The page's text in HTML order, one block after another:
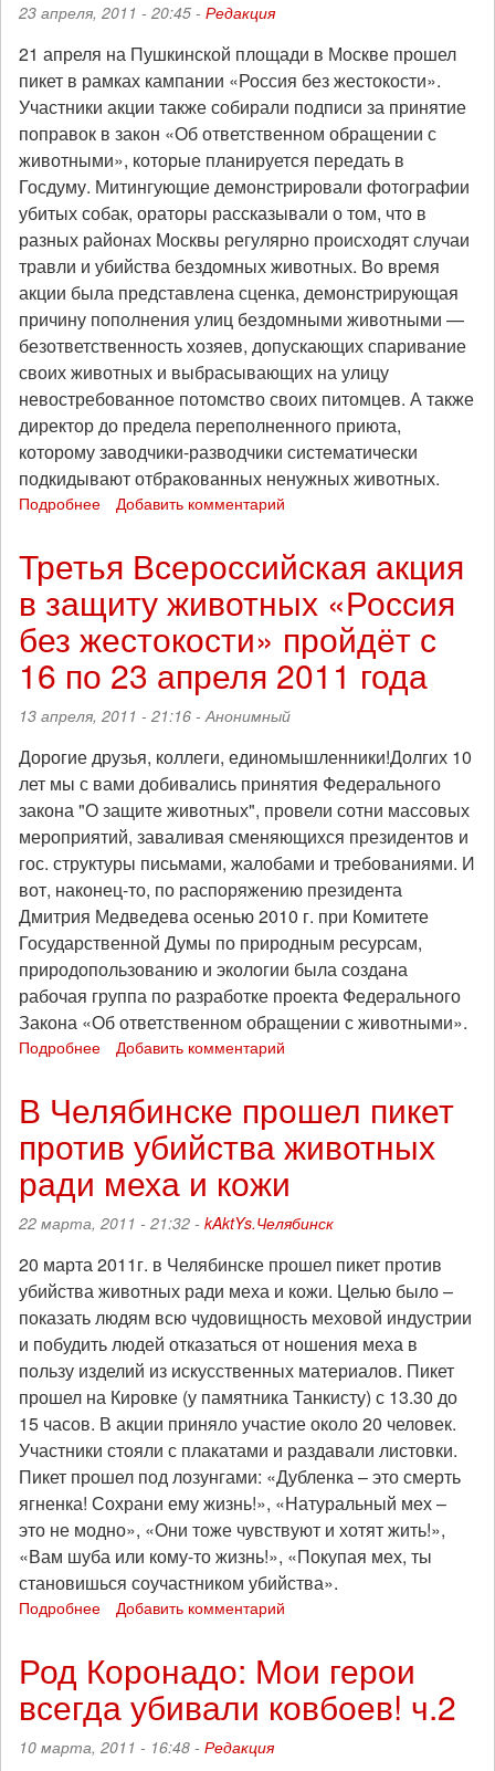
акции
«Россия
без
жестокости»
23 апреля, 2011 - 20:45 - Редакция
21 апреля на Пушкинской площади в Москве прошел
пикет в рамках кампании «Россия без жестокости».
Участники акции также собирали подписи за принятие
поправок в закон «Об ответственном обращении с
животными», которые планируется передать в
Госдуму. Митингующие демонстрировали фотографии
убитых собак, ораторы рассказывали о том, что в
разных районах Москвы регулярно происходят случаи
травли и убийства бездомных животных. Во время
акции была представлена сценка, демонстрирующая
причину пополнения улиц бездомными животными —
безответственность хозяев, допускающих спаривание
своих животных и выбрасывающих на улицу
невостребованное потомство своих питомцев. А также
директор до предела переполненного приюта,
которому заводчики-разводчики систематически
подкидывают отбракованных ненужных животных.
Подробнее
—
России!»
В
Москве
прошел
в
животных
Добавить комментарий
Третья Всероссийская акция
в защиту животных «Россия
без жестокости» пройдёт с
16 по 23 апреля 2011 года
13 апреля, 2011 - 21:16 -Анонимный
Дорогие друзья, коллеги, единомышленники!Долгих 10
лет мы с вами добивались принятия Федерального
закона "О защите животных", провели сотни массовых
мероприятий, заваливая сменяющихся президентов и
гос. структуры письмами, жалобами и требованиями. И
вот, наконец-то, по распоряжению президента
Дмитрия Медведева осенью 2010 г. при Комитете
Государственной Думы по природным ресурсам,
природопользованию и экологии была создана
рабочая группа по разработке проекта Федерального
Закона «Об ответственном обращении с животными».
Подробнее
акция
защиту
животных
«Россия
без
пройдёт
с
16
23
апреля
2011
года
Добавить комментарий
В Челябинске прошел пикет
против убийства животных
ради меха и кожи
22 марта, 2011 - 21:32 - kAktYs.Челябинск
20 марта 2011г. в Челябинске прошел пикет против
убийства животных ради меха и кожи. Целью было –
показать людям всю чудовищность меховой индустрии
и побудить людей отказаться от ношения меха в
пользу изделий из искусственных материалов. Пикет
прошел на Кировке (у памятника Танкисту) с 13.30 до
15 часов. В акции приняло участие около 20 человек.
Участники стояли с плакатами и раздавали листовки.
Пикет прошел под лозунгами: «Дубленка – это смерть
ягненка! Сохрани ему жизнь!», «Натуральный мех –
это не модно», «Они тоже чувствуют и хотят жить!»,
«Вам шуба или кому-то жизнь!», «Покупая мех, ты
становишься соучастником убийства».
Подробнее
прошел
пикет
против
убийства
Добавить комментарий
Род Коронадо: Мои герои
всегда убивали ковбоев! ч.2
10 марта, 2011 - 16:48 - Редакция